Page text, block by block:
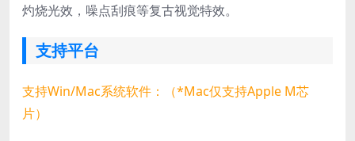
灼烧光效，噪点刮痕等复古视觉特效。
支持平台
支持Win/Mac系统软件：（*Mac仅支持Apple M芯
片）